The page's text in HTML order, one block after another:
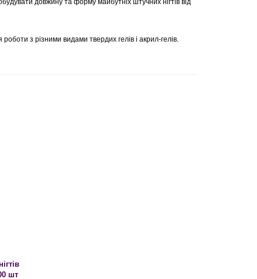
довжину та форму майбутніх штучних нігтів від
з різними видами твердих гелів і акрил-гелів.
шт